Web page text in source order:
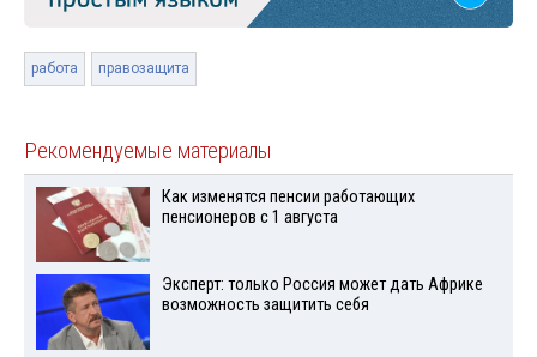
работа правозащита
Рекомендуемые материалы
Как изменятся пенсии работающих
пенсионеров с 1 августа
Эксперт: только Россия может дать Африке
возможность защитить себя